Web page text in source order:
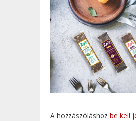
A hozzászóláshoz be kell